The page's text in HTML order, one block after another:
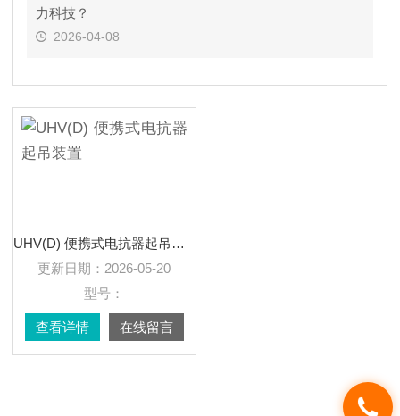
力科技？
2026-04-08
UHV(D) 便携式电抗器起吊装置
更新日期： 2026-05-20
型号：
查看详情 在线留言